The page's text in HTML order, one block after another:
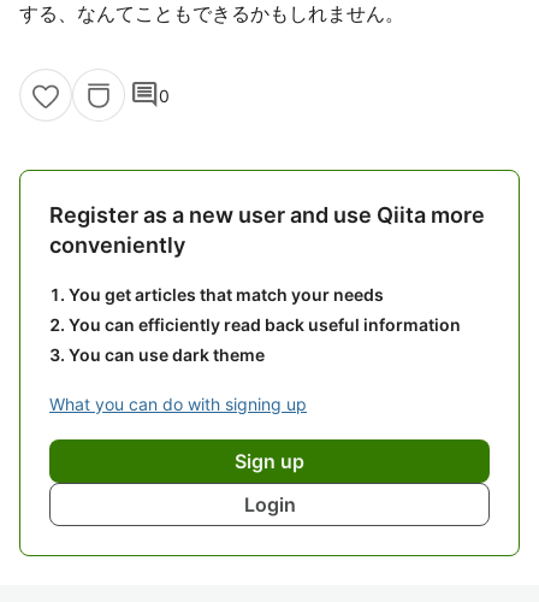
する、なんてこともできるかもしれません。
comment0
Register as a new user and use Qiita more
conveniently
You get articles that match your needs
You can efficiently read back useful information
You can use dark theme
What you can do with signing up
Sign up
Login